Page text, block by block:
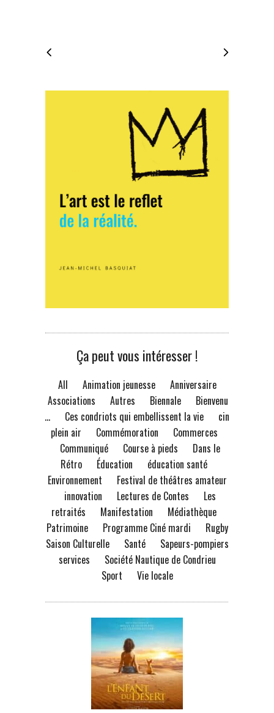
Ça peut vous intéresser !
All Animation jeunesse
Anniversaire
Associations
Autres Biennale
Bienvenue
à...
Ces condriots qui embellissent la vie
ciné
plein air
Commémoration
Commerces
Communiqué
Course à pieds
Dans le
Rétro
Éducation
éducation santé
Environnement
Festival de théâtres amateur
innovation
Lectures de Contes
Les
retraités
Manifestation
Médiathèque
Patrimoine
Programme Ciné mardi
Rugby
Saison Culturelle
Santé
Sapeurs-pompiers
services
Société Nautique de Condrieu
Sport
Vie locale